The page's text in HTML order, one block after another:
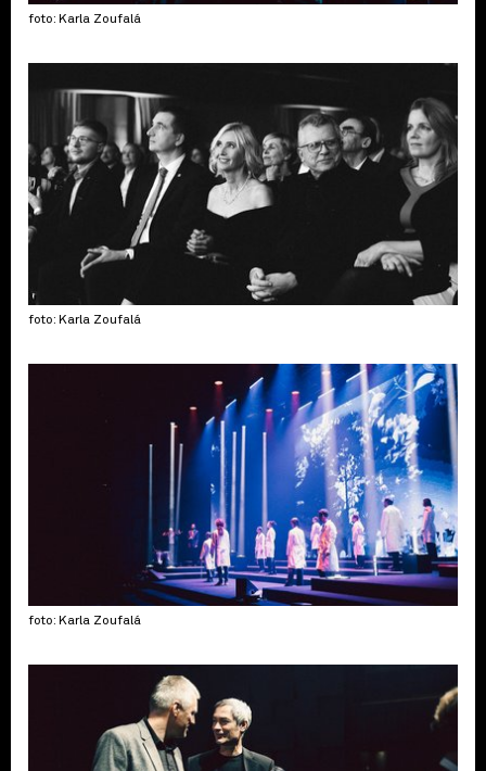
foto: Karla Zoufalá
foto: Karla Zoufalá
foto: Karla Zoufalá